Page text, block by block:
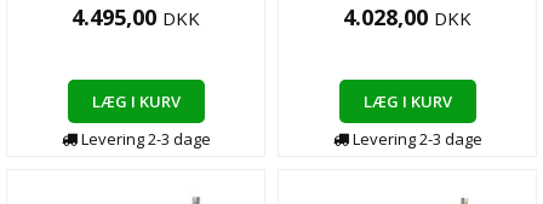
4.495,00 DKK
LÆG I KURV
Levering2-3 dage
4.028,00 DKK
LÆG I KURV
Levering2-3 dage